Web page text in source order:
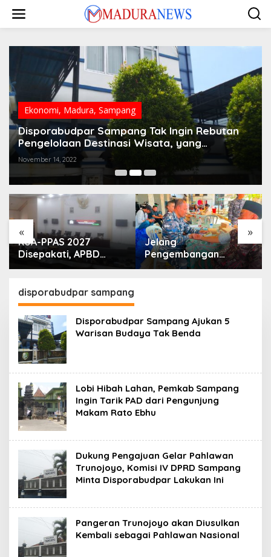
konten
Ekonomi, Madura, Sampang
Disporabudpar Sampang Tak Ingin Rebutan
Pengelolaan Destinasi Wisata, yang
Terpenting…
November 14, 2022
« »
KUA-PPAS 2027
Disepakati, APBD
Sampang Defisit Rp
Jelang
Pengembangan
Lapangan Hidayah,
disporabudpar sampang
Disporabudpar Sampang Ajukan 5
Warisan Budaya Tak Benda
Lobi Hibah Lahan, Pemkab Sampang
Ingin Tarik PAD dari Pengunjung
Makam Rato Ebhu
Dukung Pengajuan Gelar Pahlawan
Trunojoyo, Komisi IV DPRD Sampang
Minta Disporabudpar Lakukan Ini
Pangeran Trunojoyo akan Diusulkan
Kembali sebagai Pahlawan Nasional